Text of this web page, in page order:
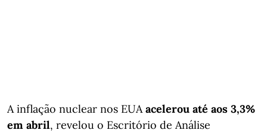
A inflação nuclear nos EUA acelerou até aos 3,3%
em abril, revelou o Escritório de Análise